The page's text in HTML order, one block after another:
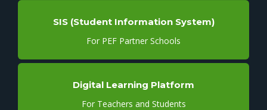
SIS (Student Information System)
For PEF Partner Schools
Digital Learning Platform
For Teachers and Students